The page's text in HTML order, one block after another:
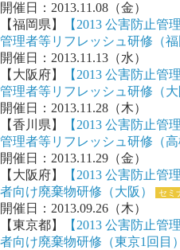
開催日：2013.11.08（金）
【福岡県】
【2013 公害防止管
管理者等リフレッシュ研修（福
開催日：2013.11.13（水）
【大阪府】
【2013 公害防止管
管理者等リフレッシュ研修（大
開催日：2013.11.28（木）
【香川県】
【2013 公害防止管
管理者等リフレッシュ研修（高
開催日：2013.11.29（金）
【大阪府】
【2013 公害防止管
者向け廃棄物研修（大阪）
セミ
開催日：2013.09.26（木）
【東京都】
【2013 公害防止管
者向け廃棄物研修（東京1回目）